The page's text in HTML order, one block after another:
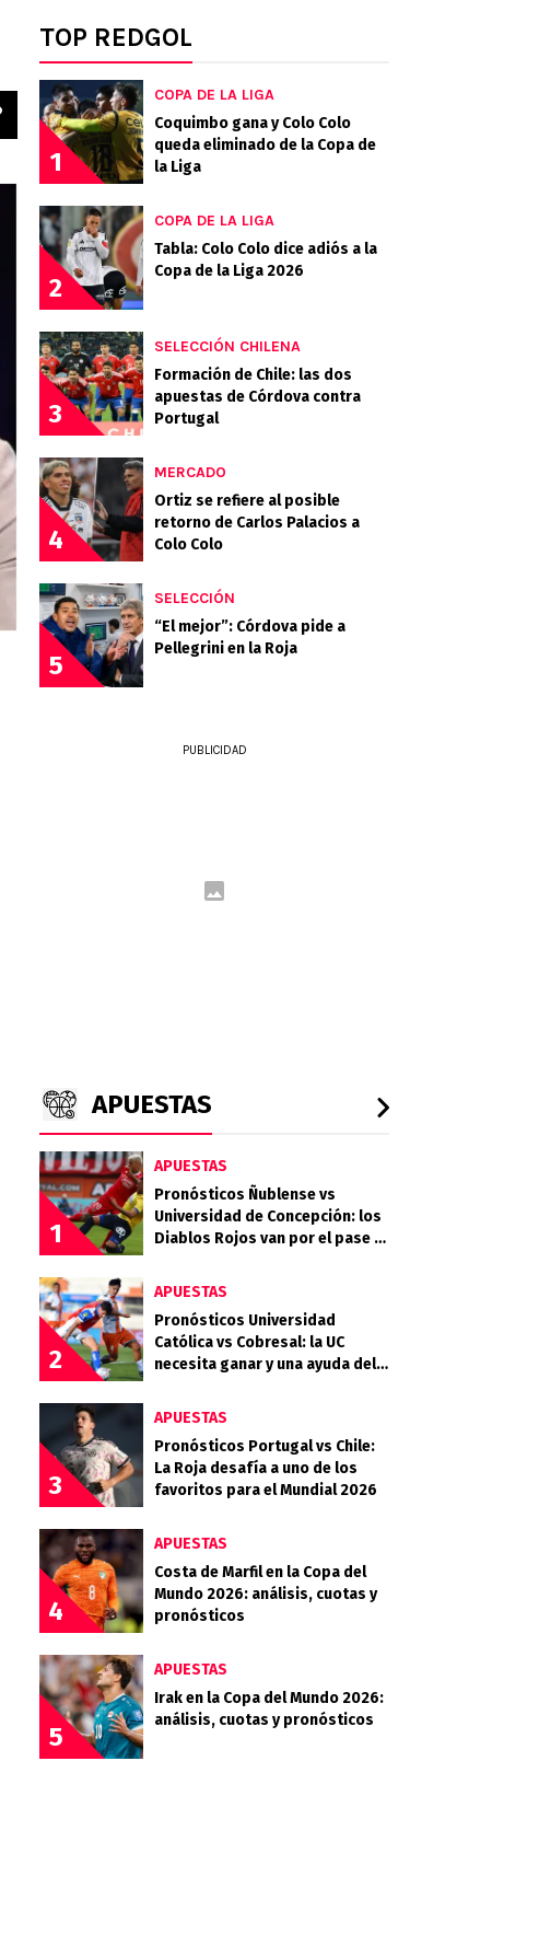
TOP REDGOL
1
COPA DE LA LIGA
Coquimbo gana y Colo Colo
queda eliminado de la Copa de
la Liga
2
COPA DE LA LIGA
Tabla: Colo Colo dice adiós a la
Copa de la Liga 2026
3
SELECCIÓN CHILENA
Formación de Chile: las dos
apuestas de Córdova contra
Portugal
4
MERCADO
Ortiz se refiere al posible
retorno de Carlos Palacios a
Colo Colo
5
SELECCIÓN
“El mejor”: Córdova pide a
Pellegrini en la Roja
PUBLICIDAD
APUESTAS
1
APUESTAS
Pronósticos Ñublense vs
Universidad de Concepción: los
Diablos Rojos van por el pase a
2
APUESTAS
Pronósticos Universidad
Católica vs Cobresal: la UC
necesita ganar y una ayuda del
3
APUESTAS
Pronósticos Portugal vs Chile:
La Roja desafía a uno de los
favoritos para el Mundial 2026
4
APUESTAS
Costa de Marfil en la Copa del
Mundo 2026: análisis, cuotas y
pronósticos
5
APUESTAS
Irak en la Copa del Mundo 2026:
análisis, cuotas y pronósticos